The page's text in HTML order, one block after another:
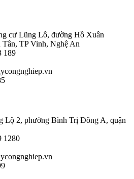
cư Lũng Lô, đường Hồ Xuân
TP Vinh, Nghệ An
189
Lộ 2, phường Bình Trị Đông A, quận
1280